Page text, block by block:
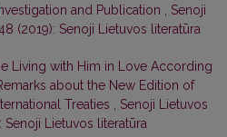
and Publication , Senoji
(2019): Senoji Lietuvos literatūra
Living with Him in Love According
about the New Edition of
Treaties , Senoji Lietuvos
Senoji Lietuvos literatūra